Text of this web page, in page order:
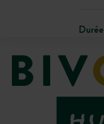
Durée